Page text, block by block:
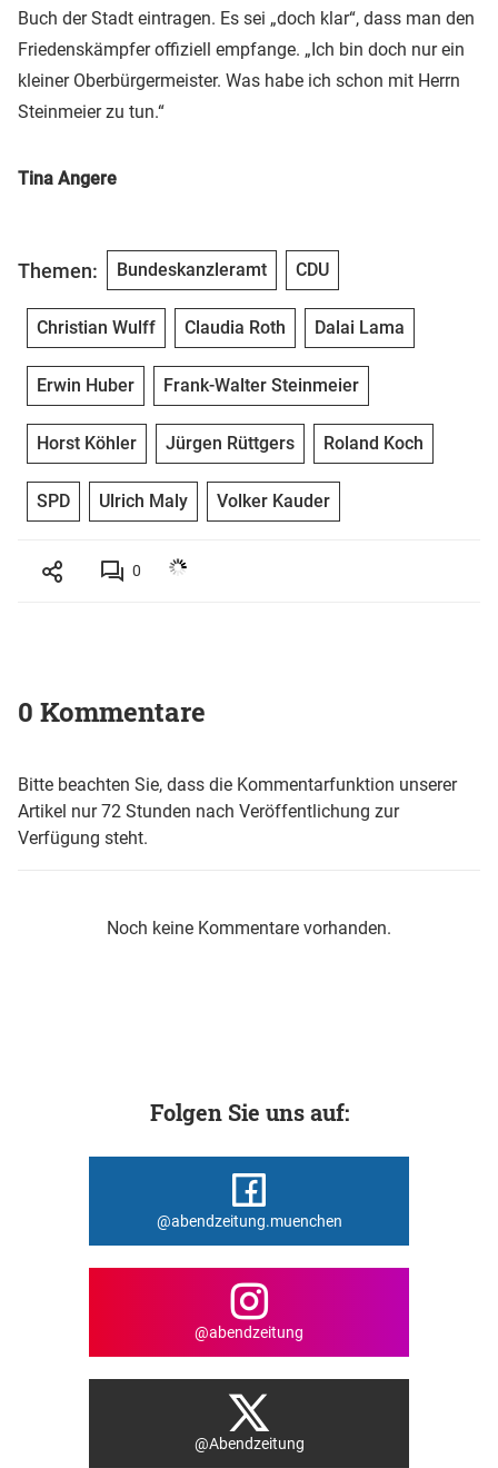
Buch der Stadt eintragen. Es sei „doch klar“, dass man den
Friedenskämpfer offiziell empfange. „Ich bin doch nur ein
kleiner Oberbürgermeister. Was habe ich schon mit Herrn
Steinmeier zu tun.“
Tina Angere
Themen: Bundeskanzleramt CDU
Christian Wulff Claudia Roth Dalai Lama
Erwin Huber Frank-Walter Steinmeier
Horst Köhler Jürgen Rüttgers Roland Koch
SPD Ulrich Maly Volker Kauder
0
0 Kommentare
Bitte beachten Sie, dass die Kommentarfunktion unserer
Artikel nur 72 Stunden nach Veröffentlichung zur
Verfügung steht.
Noch keine Kommentare vorhanden.
Folgen Sie uns auf:
@abendzeitung.muenchen
@abendzeitung
@Abendzeitung